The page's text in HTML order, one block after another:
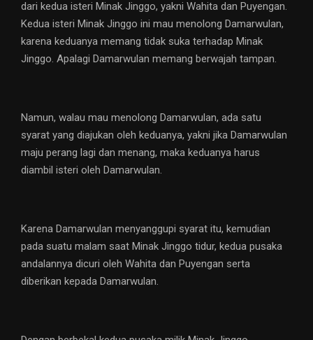
dari kedua isteri Minak Jinggo, yakni Wahita dan Puyengan.
Kedua isteri Minak Jinggo ini mau menolong Damarwulan,
karena keduanya memang tidak suka terhadap Minak
Jinggo. Apalagi Damarwulan memang berwajah tampan.
Namun, walau mau menolong Damarwulan, ada satu
syarat yang diajukan oleh keduanya, yakni jika Damarwulan
maju perang lagi dan menang, maka keduanya harus
diambil isteri oleh Damarwulan.
Karena Damarwulan menyanggupi syarat itu, kemudian
pada suatu malam saat Minak Jinggo tidur, kedua pusaka
andalannya dicuri oleh Wahita dan Puyengan serta
diberikan kepada Damarwulan.